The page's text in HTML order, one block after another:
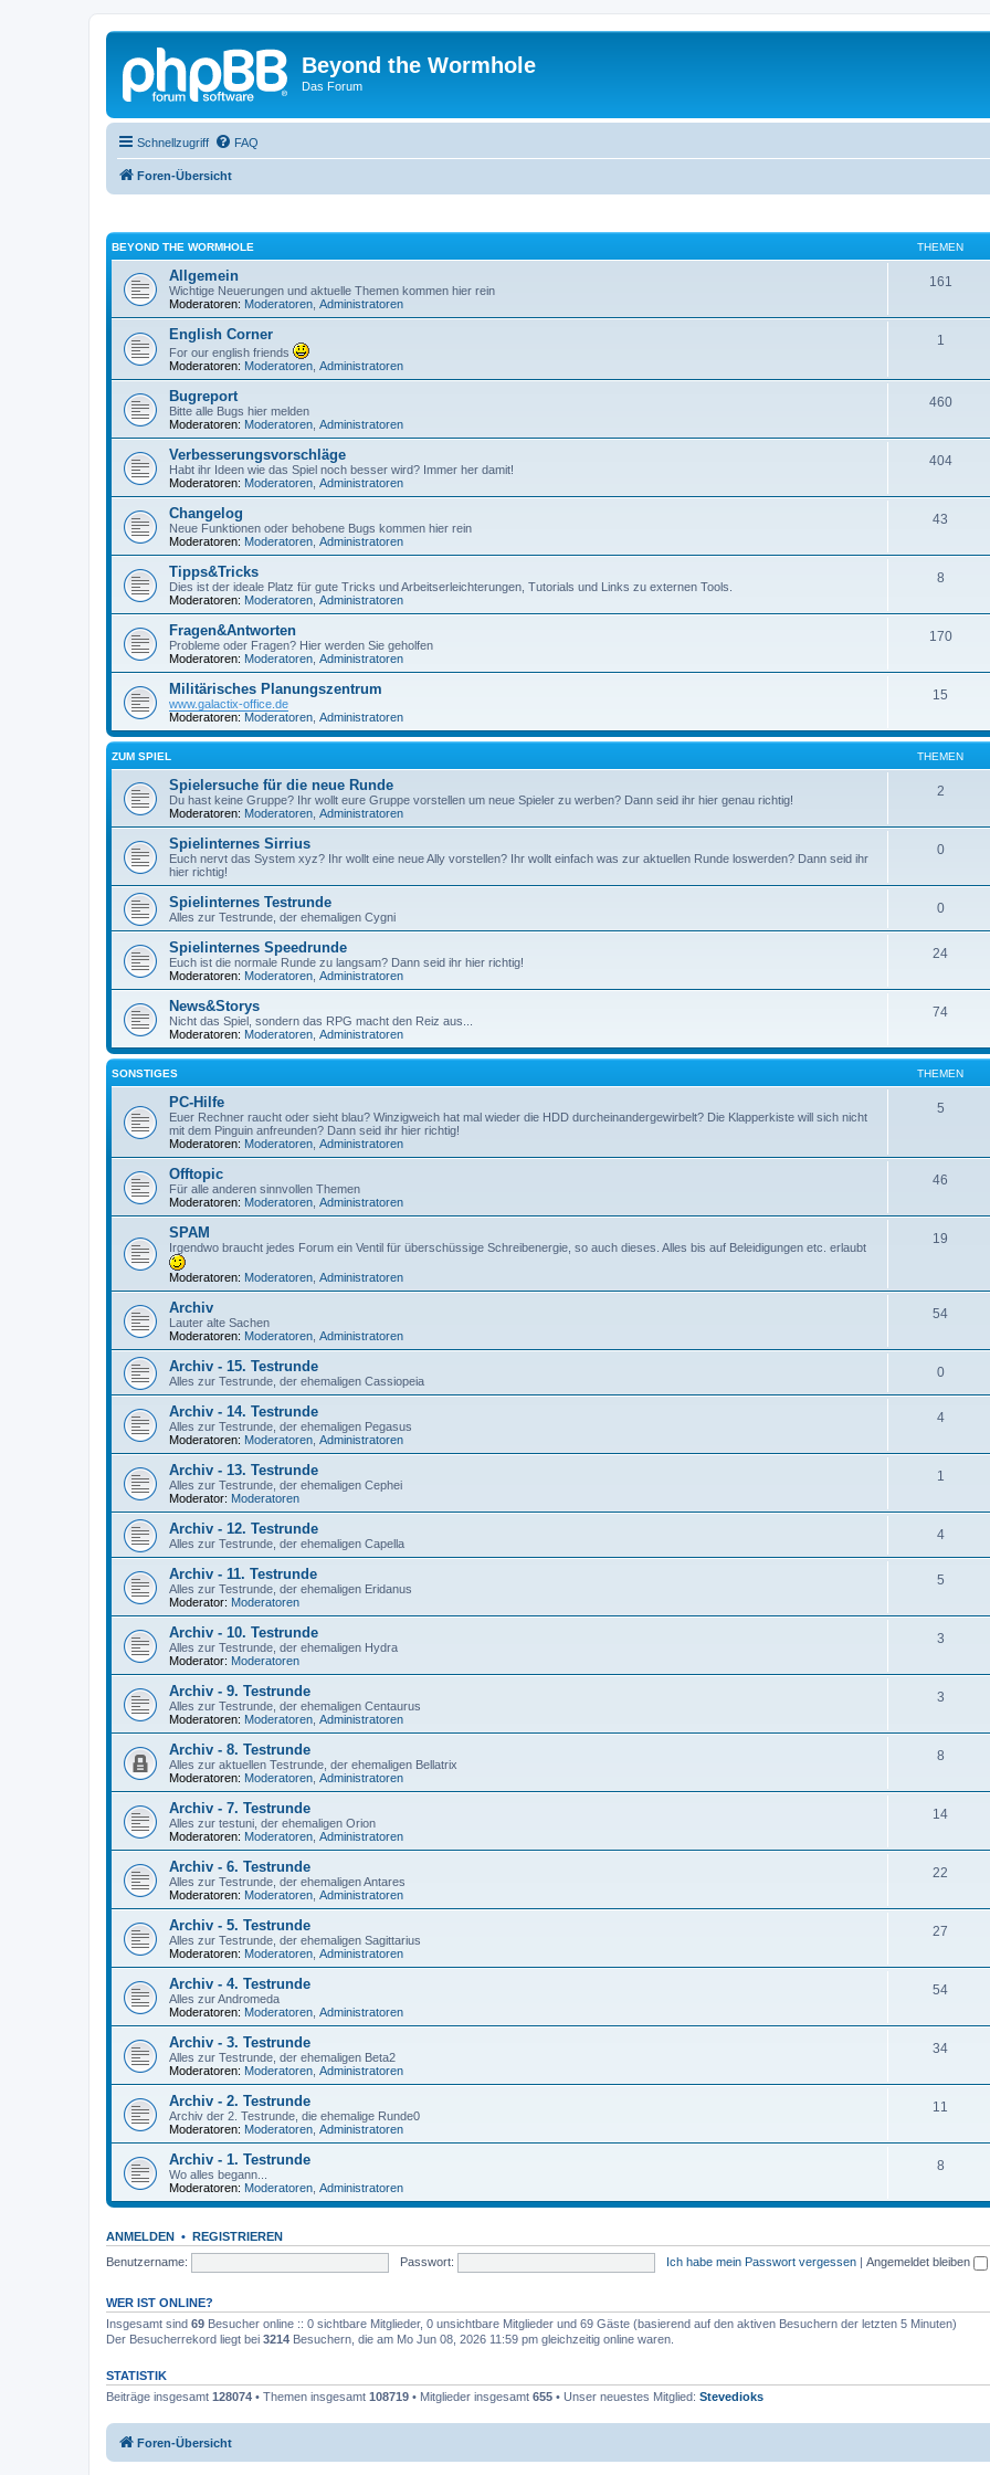
Beyond the Wormhole
Das Forum
Schnellzugriff FAQ
Foren-Übersicht
BEYOND THE WORMHOLE THEMEN
Allgemein
Wichtige Neuerungen und aktuelle Themen kommen hier rein
Moderatoren: Moderatoren Administratoren
161
English Corner
For our english friends
Moderatoren: Moderatoren Administratoren
1
Bugreport
Bitte alle Bugs hier melden
Moderatoren: Moderatoren Administratoren
460
Verbesserungsvorschläge
Habt ihr Ideen wie das Spiel noch besser wird? Immer her damit!
Moderatoren: Moderatoren Administratoren
404
Changelog
Neue Funktionen oder behobene Bugs kommen hier rein
Moderatoren: Moderatoren Administratoren
43
Tipps&Tricks
Dies ist der ideale Platz für gute Tricks und Arbeitserleichterungen, Tutorials und Links zu externen Tools.
Moderatoren: Moderatoren Administratoren
8
Fragen&Antworten
Probleme oder Fragen? Hier werden Sie geholfen
Moderatoren: Moderatoren Administratoren
170
Militärisches Planungszentrum
www.galactix-office.de
Moderatoren: Moderatoren Administratoren
15
ZUM SPIEL THEMEN
Spielersuche für die neue Runde
Du hast keine Gruppe? Ihr wollt eure Gruppe vorstellen um neue Spieler zu werben? Dann seid ihr hier genau richtig!
Moderatoren: Moderatoren Administratoren
2
Spielinternes Sirrius
Euch nervt das System xyz? Ihr wollt eine neue Ally vorstellen? Ihr wollt einfach was zur aktuellen Runde loswerden? Dann seid ihr
hier richtig!
0
Spielinternes Testrunde
Alles zur Testrunde, der ehemaligen Cygni
0
Spielinternes Speedrunde
Euch ist die normale Runde zu langsam? Dann seid ihr hier richtig!
Moderatoren: Moderatoren Administratoren
24
News&Storys
Nicht das Spiel, sondern das RPG macht den Reiz aus...
Moderatoren: Moderatoren Administratoren
74
SONSTIGES THEMEN
PC-Hilfe
Euer Rechner raucht oder sieht blau? Winzigweich hat mal wieder die HDD durcheinandergewirbelt? Die Klapperkiste will sich nicht
mit dem Pinguin anfreunden? Dann seid ihr hier richtig!
Moderatoren: Moderatoren Administratoren
5
Offtopic
Für alle anderen sinnvollen Themen
Moderatoren: Moderatoren Administratoren
46
SPAM
Irgendwo braucht jedes Forum ein Ventil für überschüssige Schreibenergie, so auch dieses. Alles bis auf Beleidigungen etc. erlaubt
Moderatoren: Moderatoren Administratoren
19
Archiv
Lauter alte Sachen
Moderatoren: Moderatoren Administratoren
54
Archiv - 15. Testrunde
Alles zur Testrunde, der ehemaligen Cassiopeia
0
Archiv - 14. Testrunde
Alles zur Testrunde, der ehemaligen Pegasus
Moderatoren: Moderatoren Administratoren
4
Archiv - 13. Testrunde
Alles zur Testrunde, der ehemaligen Cephei
Moderator: Moderatoren
1
Archiv - 12. Testrunde
Alles zur Testrunde, der ehemaligen Capella
4
Archiv - 11. Testrunde
Alles zur Testrunde, der ehemaligen Eridanus
Moderator: Moderatoren
5
Archiv - 10. Testrunde
Alles zur Testrunde, der ehemaligen Hydra
Moderator: Moderatoren
3
Archiv - 9. Testrunde
Alles zur Testrunde, der ehemaligen Centaurus
Moderatoren: Moderatoren Administratoren
3
Archiv - 8. Testrunde
Alles zur aktuellen Testrunde, der ehemaligen Bellatrix
Moderatoren: Moderatoren Administratoren
8
Archiv - 7. Testrunde
Alles zur testuni, der ehemaligen Orion
Moderatoren: Moderatoren Administratoren
14
Archiv - 6. Testrunde
Alles zur Testrunde, der ehemaligen Antares
Moderatoren: Moderatoren Administratoren
22
Archiv - 5. Testrunde
Alles zur Testrunde, der ehemaligen Sagittarius
Moderatoren: Moderatoren Administratoren
27
Archiv - 4. Testrunde
Alles zur Andromeda
Moderatoren: Moderatoren Administratoren
54
Archiv - 3. Testrunde
Alles zur Testrunde, der ehemaligen Beta2
Moderatoren: Moderatoren Administratoren
34
Archiv - 2. Testrunde
Archiv der 2. Testrunde, die ehemalige Runde0
Moderatoren: Moderatoren Administratoren
11
Archiv - 1. Testrunde
Wo alles begann...
Moderatoren: Moderatoren Administratoren
8
ANMELDEN • REGISTRIEREN
Benutzername:
Passwort: Ich habe mein Passwort vergessen | Angemeldet bleiben
WER IST ONLINE?
Insgesamt sind 69 Besucher online :: 0 sichtbare Mitglieder, 0 unsichtbare Mitglieder und 69 Gäste (basierend auf den aktiven Besuchern der letzten 5 Minuten)
Der Besucherrekord liegt bei 3214 Besuchern, die am Mo Jun 08, 2026 11:59 pm gleichzeitig online waren.
STATISTIK
Beiträge insgesamt 128074 • Themen insgesamt 108719 • Mitglieder insgesamt 655 • Unser neuestes Mitglied: Stevedioks
Foren-Übersicht